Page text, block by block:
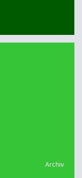
Archiv